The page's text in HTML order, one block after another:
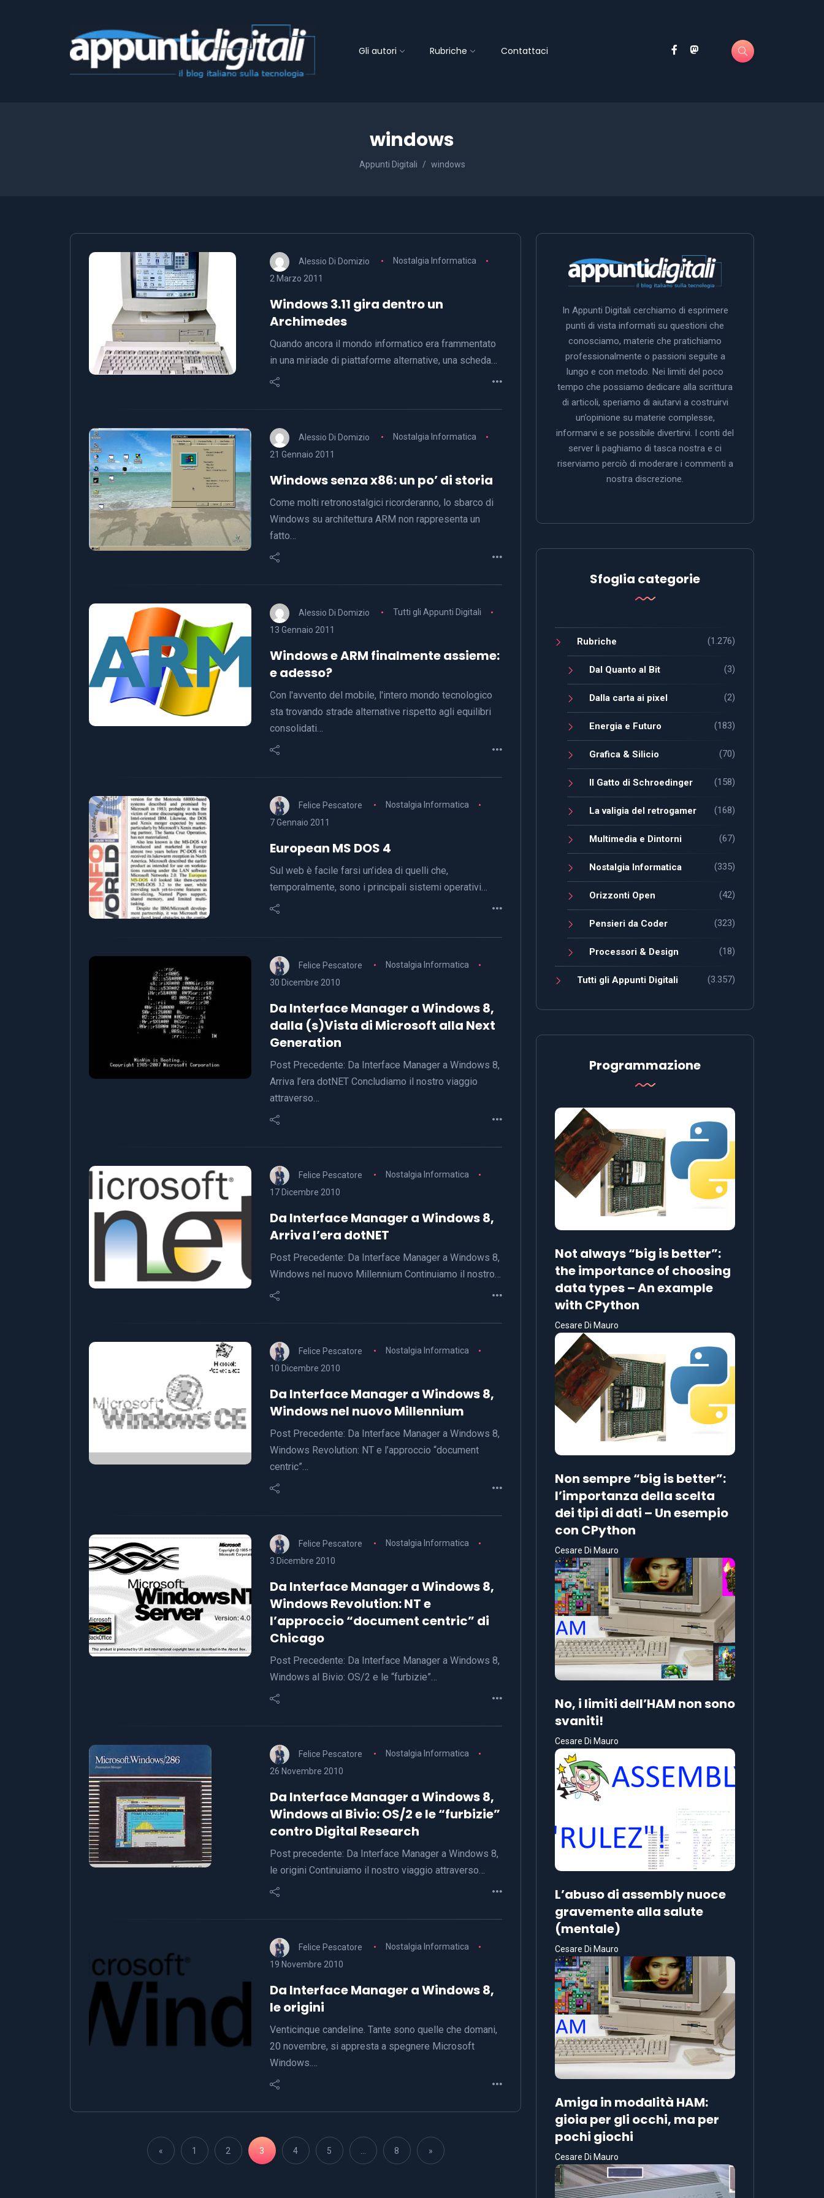
Gli autori Rubriche Contattaci
windows
Appunti Digitali windows
Alessio Di Domizio
Nostalgia Informatica
2 Marzo 2011
Windows 3.11 gira dentro un
Archimedes
Quando ancora il mondo informatico era frammentato
in una miriade di piattaforme alternative, una scheda…
Alessio Di Domizio
Nostalgia Informatica
21 Gennaio 2011
Windows senza x86: un po’ di storia
Come molti retronostalgici ricorderanno, lo sbarco di
Windows su architettura ARM non rappresenta un
fatto…
Alessio Di Domizio
Tutti gli Appunti Digitali
13 Gennaio 2011
Windows e ARM finalmente assieme:
e adesso?
Con l'avvento del mobile, l'intero mondo tecnologico
sta trovando strade alternative rispetto agli equilibri
consolidati…
Felice Pescatore
Nostalgia Informatica
7 Gennaio 2011
European MS DOS 4
Sul web è facile farsi un’idea di quelli che,
temporalmente, sono i principali sistemi operativi…
Felice Pescatore
Nostalgia Informatica
30 Dicembre 2010
Da Interface Manager a Windows 8,
dalla (s)Vista di Microsoft alla Next
Generation
Post Precedente: Da Interface Manager a Windows 8,
Arriva l’era dotNET Concludiamo il nostro viaggio
attraverso…
Felice Pescatore
Nostalgia Informatica
17 Dicembre 2010
Da Interface Manager a Windows 8,
Arriva l’era dotNET
Post Precedente: Da Interface Manager a Windows 8,
Windows nel nuovo Millennium Continuiamo il nostro…
Felice Pescatore
Nostalgia Informatica
10 Dicembre 2010
Da Interface Manager a Windows 8,
Windows nel nuovo Millennium
Post Precedente: Da Interface Manager a Windows 8,
Windows Revolution: NT e l’approccio “document
centric”…
Felice Pescatore
Nostalgia Informatica
3 Dicembre 2010
Da Interface Manager a Windows 8,
Windows Revolution: NT e
l’approccio “document centric” di
Chicago
Post Precedente: Da Interface Manager a Windows 8,
Windows al Bivio: OS/2 e le “furbizie”…
Felice Pescatore
Nostalgia Informatica
26 Novembre 2010
Da Interface Manager a Windows 8,
Windows al Bivio: OS/2 e le “furbizie”
contro Digital Research
Post precedente: Da Interface Manager a Windows 8,
le origini Continuiamo il nostro viaggio attraverso…
Felice Pescatore
Nostalgia Informatica
19 Novembre 2010
Da Interface Manager a Windows 8,
le origini
Venticinque candeline. Tante sono quelle che domani,
20 novembre, si appresta a spegnere Microsoft
Windows.…
« 1 2 3 4 5 8 »
In Appunti Digitali cerchiamo di esprimere
punti di vista informati su questioni che
conosciamo, materie che pratichiamo
professionalmente o passioni seguite a
lungo e con metodo. Nei limiti del poco
tempo che possiamo dedicare alla scrittura
di articoli, speriamo di aiutarvi a costruirvi
un’opinione su materie complesse,
informarvi e se possibile divertirvi. I conti del
server li paghiamo di tasca nostra e ci
riserviamo perciò di moderare i commenti a
nostra discrezione.
Sfoglia categorie
Rubriche (1.276)
Dal Quanto al Bit (3)
Dalla carta ai pixel (2)
Energia e Futuro (183)
Grafica & Silicio (70)
Il Gatto di Schroedinger (158)
La valigia del retrogamer (168)
Multimedia e Dintorni (67)
Nostalgia Informatica (335)
Orizzonti Open (42)
Pensieri da Coder (323)
Processori & Design (18)
Tutti gli Appunti Digitali (3.357)
Programmazione
Not always “big is better”:
the importance of choosing
data types – An example
with CPython
Cesare Di Mauro
Non sempre “big is better”:
l’importanza della scelta
dei tipi di dati – Un esempio
con CPython
Cesare Di Mauro
No, i limiti dell’HAM non sono
svaniti!
Cesare Di Mauro
L’abuso di assembly nuoce
gravemente alla salute
(mentale)
Cesare Di Mauro
Amiga in modalità HAM:
gioia per gli occhi, ma per
pochi giochi
Cesare Di Mauro